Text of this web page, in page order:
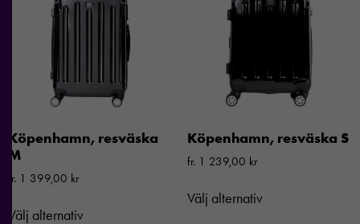
Köpenhamn, resväska
M
fr. 1 399,00 kr
Välj alternativ
Köpenhamn, resväska S
fr. 1 239,00 kr
Välj alternativ
Statistik
För att vi ska
kunna
förbättra
hemsidans
funktionalitet
och
uppbyggnad,
hur